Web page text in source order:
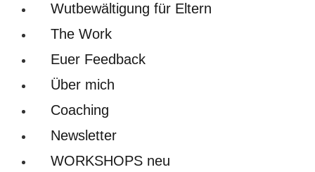
Wutbewältigung für Eltern
The Work
Euer Feedback
Über mich
Coaching
Newsletter
WORKSHOPS neu